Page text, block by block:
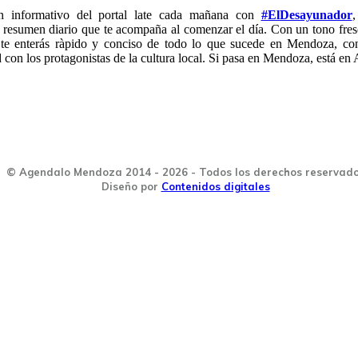
informativo del portal late cada mañana con #ElDesayunador,
diario que te acompaña al comenzar el día. Con un tono
enterás ràpido y conciso de todo lo que sucede en Mendoza,
con los protagonistas de la cultura local. Si pasa en Mendoza, está en
© Agendalo Mendoza 2014 - 2026 - Todos los derechos
Diseño por Contenidos digitales